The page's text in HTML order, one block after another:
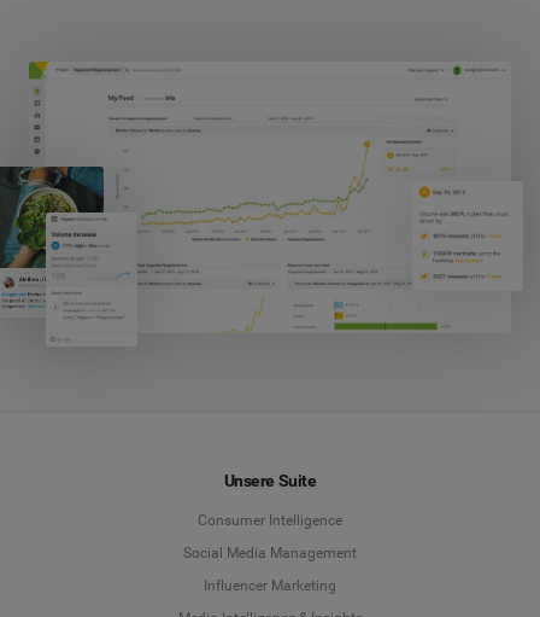
Unsere Suite
Consumer Intelligence
Social Media Management
Influencer Marketing